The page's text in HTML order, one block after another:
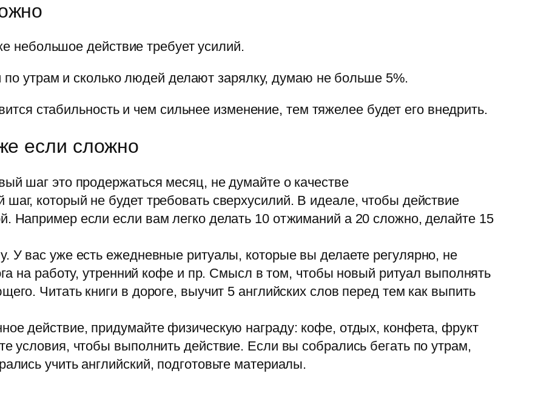
небольшое действие требует усилий.
утрам и сколько людей делают зарялку, думаю не больше 5%.
стабильность и чем сильнее изменение, тем тяжелее будет его внедрить.
если сложно
шаг это продержаться месяц, не думайте о качестве
который не будет требовать сверхусилий. В идеале, чтобы действие
Например если если вам легко делать 10 отжиманий а 20 сложно, делайте 15
У вас уже есть ежедневные ритуалы, которые вы делаете регулярно, не
на работу, утренний кофе и пр. Смысл в том, чтобы новый ритуал выполнять
Читать книги в дороге, выучит 5 английских слов перед тем как выпить
действие, придумайте физическую награду: кофе, отдых, конфета, фрукт
условия, чтобы выполнить действие. Если вы собрались бегать по утрам,
учить английский, подготовьте материалы.